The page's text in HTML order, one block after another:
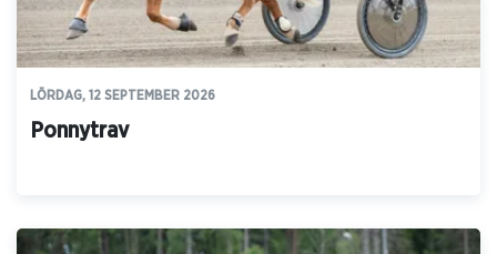
LÖRDAG, 12 SEPTEMBER 2026
Ponnytrav